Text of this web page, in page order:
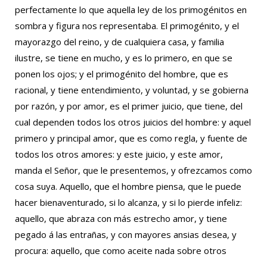
perfectamente lo que aquella ley de los primogénitos en
sombra y figura nos representaba. El primogénito, y el
mayorazgo del reino, y de cualquiera casa, y familia
ilustre, se tiene en mucho, y es lo primero, en que se
ponen los ojos; y el primogénito del hombre, que es
racional, y tiene entendimiento, y voluntad, y se gobierna
por razón, y por amor, es el primer juicio, que tiene, del
cual dependen todos los otros juicios del hombre: y aquel
primero y principal amor, que es como regla, y fuente de
todos los otros amores: y este juicio, y este amor,
manda el Señor, que le presentemos, y ofrezcamos como
cosa suya. Aquello, que el hombre piensa, que le puede
hacer bienaventurado, si lo alcanza, y si lo pierde infeliz:
aquello, que abraza con más estrecho amor, y tiene
pegado á las entrañas, y con mayores ansias desea, y
procura: aquello, que como aceite nada sobre otros